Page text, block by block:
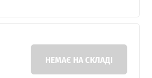
НЕМАЄ НА СКЛАДІ